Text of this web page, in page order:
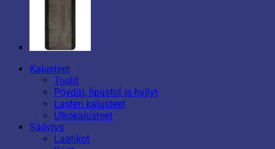
Kalusteet
Tuolit
Pöydät, lipastot ja hyllyt
Lasten kalusteet
Ulkokalusteet
Säilytys
Laatikot